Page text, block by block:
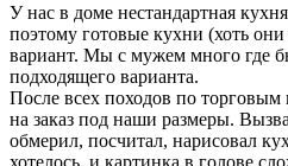
У нас в доме нестандартная
поэтому готовые кухни (хоть
вариант. Мы с мужем много где
подходящего варианта.
После всех походов по
на заказ под наши размеры.
обмерил, посчитал, нарисовал
хотелось, и картинка в голове